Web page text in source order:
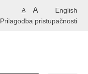
English
A A
Prilagodba pristupačnosti